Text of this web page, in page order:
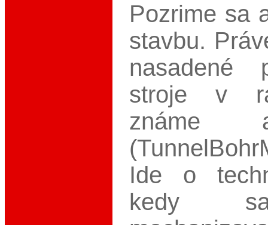
Pozrime sa
stavbu.
nasadené
stroje v
Ide o
kedy